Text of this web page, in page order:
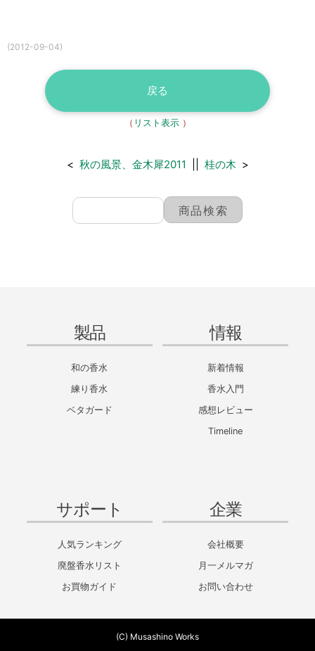
(2012-09-04)
戻る
（ リスト表示）
< 秋の風景、金木犀2011 桂の木>
製品
和の香水
練り香水
ベタガード
情報
新着情報
香水入門
感想レビュー
Timeline
サポート
人気ランキング
廃盤香水リスト
お買物ガイド
企業
会社概要
月一メルマガ
お問い合わせ
(C) Musashino Works